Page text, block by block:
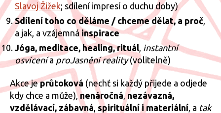
Slavoj Žižek; sdílení impresí o duchu doby)
Sdílení toho co děláme / chceme dělat, a proč
a jak, a vzájemná inspirace
Jóga, meditace, healing, rituál instantní
osvíceníaproJasnění reality(volitelně)
Akce jeprůtoková (nechť si každý přijede a odjede
kdy chce a může), nenáročná, nezávazná,
vzdělávací, zábavná, spirituální i materiální, a tak